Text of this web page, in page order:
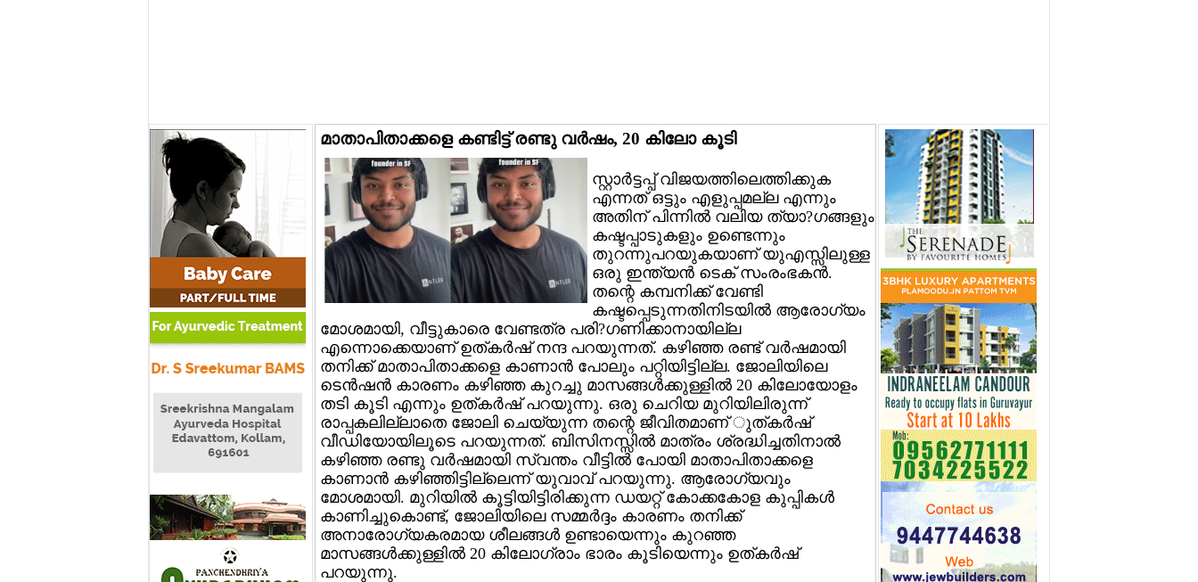
മാതാപിതാക്കളെ കണ്ടിട്ട് രണ്ടു വര്‍ഷം, 20 കിലോ കൂടി
സ്റ്റാര്‍ട്ടപ്പ് വിജയത്തിലെത്തിക്കുക
എന്നത് ഒട്ടും എളുപ്പമല്ല എന്നും
അതിന് പിന്നില്‍ വലിയ ത്യാ?ഗങ്ങളും
കഷ്ടപ്പാടുകളും ഉണ്ടെന്നും
തുറന്നുപറയുകയാണ് യുഎസ്സിലുള്ള
ഒരു ഇന്ത്യന്‍ ടെക് സംരംഭകന്‍.
തന്റെ കമ്പനിക്ക് വേണ്ടി
കഷ്ടപ്പെടുന്നതിനിടയില്‍ ആരോഗ്യം
മോശമായി, വീട്ടുകാരെ വേണ്ടത്ര പരി?ഗണിക്കാനായില്ല
എന്നൊക്കെയാണ് ഉത്കര്‍ഷ് നന്ദ പറയുന്നത്. കഴിഞ്ഞ രണ്ട് വര്‍ഷമായി
തനിക്ക് മാതാപിതാക്കളെ കാണാന്‍ പോലും പറ്റിയിട്ടില്ല. ജോലിയിലെ
ടെന്‍ഷന്‍ കാരണം കഴിഞ്ഞ കുറച്ചു മാസങ്ങള്‍ക്കുള്ളില്‍ 20 കിലോയോളം
തടി കൂടി എന്നും ഉത്കര്‍ഷ് പറയുന്നു. ഒരു ചെറിയ മുറിയിലിരുന്ന്
രാപ്പകലില്ലാതെ ജോലി ചെയ്യുന്ന തന്റെ ജീവിതമാണ് ുത്കര്‍ഷ്
വീഡിയോയിലൂടെ പറയുന്നത്. ബിസിനസ്സില്‍ മാത്രം ശ്രദ്ധിച്ചതിനാല്‍
കഴിഞ്ഞ രണ്ടു വര്‍ഷമായി സ്വന്തം വീട്ടില്‍ പോയി മാതാപിതാക്കളെ
കാണാന്‍ കഴിഞ്ഞിട്ടില്ലെന്ന് യുവാവ് പറയുന്നു. ആരോഗ്യവും
മോശമായി. മുറിയില്‍ കൂട്ടിയിട്ടിരിക്കുന്ന ഡയറ്റ് കോക്കകോള കുപ്പികള്‍
കാണിച്ചുകൊണ്ട്, ജോലിയിലെ സമ്മര്‍ദ്ദം കാരണം തനിക്ക്
അനാരോഗ്യകരമായ ശീലങ്ങള്‍ ഉണ്ടായെന്നും കുറഞ്ഞ
മാസങ്ങള്‍ക്കുള്ളില്‍ 20 കിലോഗ്രാം ഭാരം കൂടിയെന്നും ഉത്കര്‍ഷ്
പറയുന്നു.